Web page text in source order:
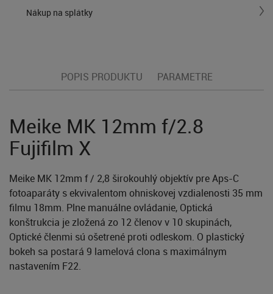
Nákup na splátky
POPIS PRODUKTU PARAMETRE
Meike MK 12mm f/2.8
Fujifilm X
Meike MK 12mm f / 2,8 širokouhlý objektív pre Aps-C
fotoaparáty s ekvivalentom ohniskovej vzdialenosti 35 mm
filmu 18mm. Plne manuálne ovládanie, Optická
konštrukcia je zložená zo 12 členov v 10 skupinách,
Optické členmi sú ošetrené proti odleskom. O plastický
bokeh sa postará 9 lamelová clona s maximálnym
nastavením F22.